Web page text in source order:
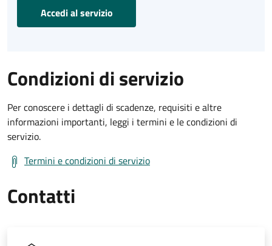
Accedi al servizio
Condizioni di servizio
Per conoscere i dettagli di scadenze, requisiti e altre
informazioni importanti, leggi i termini e le condizioni di
servizio.
Termini e condizioni di servizio
Contatti